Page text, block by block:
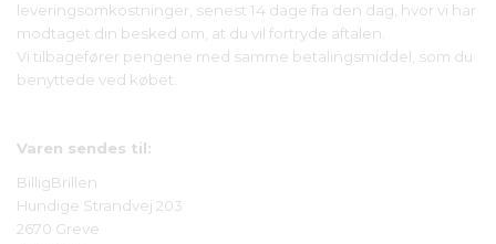
leveringsomkostninger, senest 14 dage fra den dag, hvor vi har
modtaget din besked om, at du vil fortryde aftalen.
Vi tilbagefører pengene med samme betalingsmiddel, som du
benyttede ved købet.
Varen sendes til:
BilligBrillen
Hundige Strandvej 203
2670 Greve